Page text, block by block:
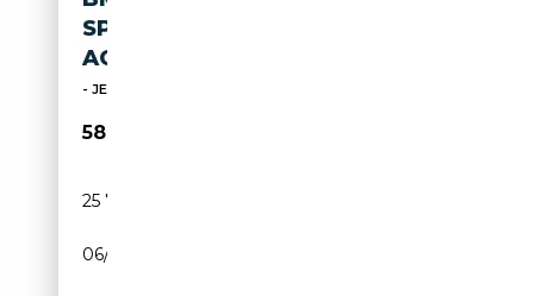
SPORT, LASER, PANO, AHK,
ACC]
- JETZT ANGEBOT SICHERN -
58 887€
25 700 km
06/2025